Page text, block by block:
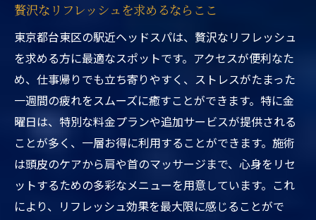
贅沢なリフレッシュを求めるならここ
東京都台東区の駅近ヘッドスパは、贅沢なリフレッシュ
を求める方に最適なスポットです。アクセスが便利なた
め、仕事帰りでも立ち寄りやすく、ストレスがたまった
一週間の疲れをスムーズに癒すことができます。特に金
曜日は、特別な料金プランや追加サービスが提供される
ことが多く、一層お得に利用することができます。施術
は頭皮のケアから肩や首のマッサージまで、心身をリセ
ットするための多彩なメニューを用意しています。これ
により、リフレッシュ効果を最大限に感じることがで